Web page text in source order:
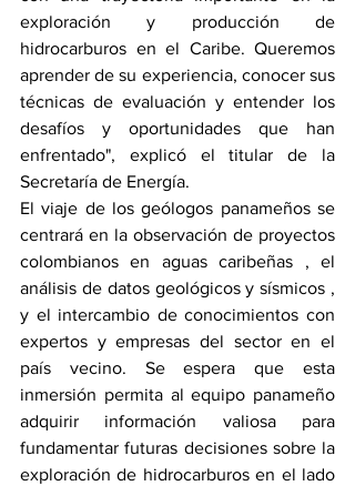
exploración y producción de
hidrocarburos en el Caribe. Queremos
aprender de su experiencia, conocer sus
técnicas de evaluación y entender los
desafíos y oportunidades que han
enfrentado", explicó el titular de la
Secretaría de Energía.
El viaje de los geólogos panameños se
centrará en la observación de proyectos
colombianos en aguas caribeñas , el
análisis de datos geológicos y sísmicos ,
y el intercambio de conocimientos con
expertos y empresas del sector en el
país vecino. Se espera que esta
inmersión permita al equipo panameño
adquirir información valiosa para
fundamentar futuras decisiones sobre la
exploración de hidrocarburos en el lado